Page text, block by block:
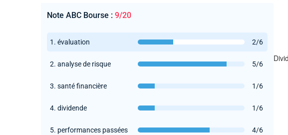
Note ABC Bourse : 9/20
1. évaluation 2/6
2. analyse de risque 5/6
3. santé financière 1/6
4. dividende 1/6
5. performances passées 4/6